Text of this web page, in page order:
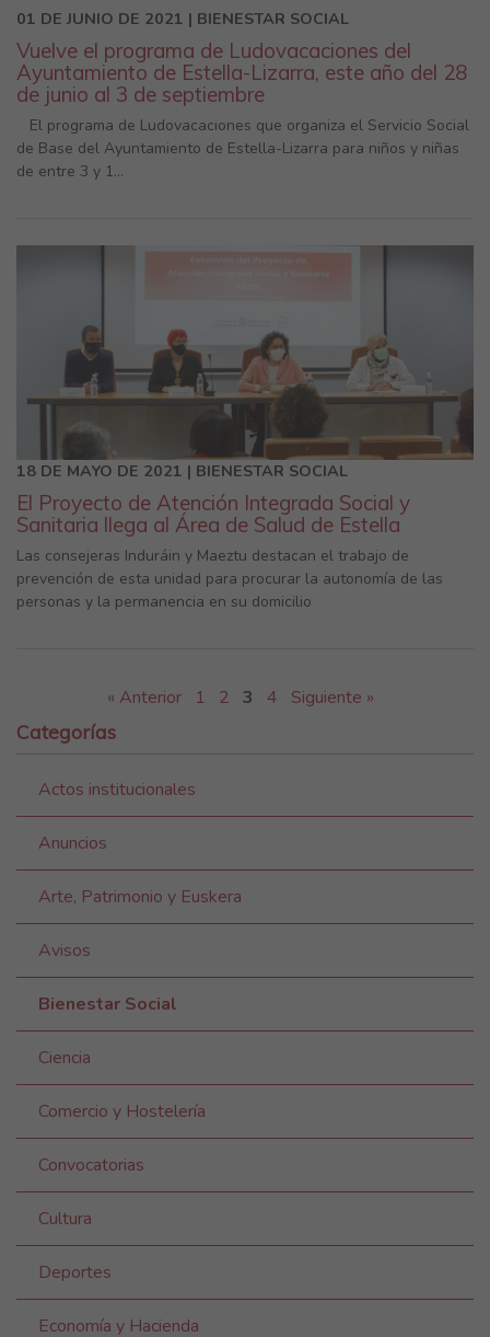
01 DE JUNIO DE 2021 | BIENESTAR SOCIAL
Vuelve el programa de Ludovacaciones del
Ayuntamiento de Estella-Lizarra, este año del 28
de junio al 3 de septiembre
El programa de Ludovacaciones que organiza el Servicio Social
de Base del Ayuntamiento de Estella-Lizarra para niños y niñas
de entre 3 y 1...
18 DE MAYO DE 2021 | BIENESTAR SOCIAL
El Proyecto de Atención Integrada Social y
Sanitaria llega al Área de Salud de Estella
Las consejeras Induráin y Maeztu destacan el trabajo de
prevención de esta unidad para procurar la autonomía de las
personas y la permanencia en su domicilio
« Anterior 1 2 3 4
Siguiente »
Categorías
Actos institucionales
Anuncios
Arte, Patrimonio y Euskera
Avisos
Bienestar Social
Ciencia
Comercio y Hostelería
Convocatorias
Cultura
Deportes
Economía y Hacienda